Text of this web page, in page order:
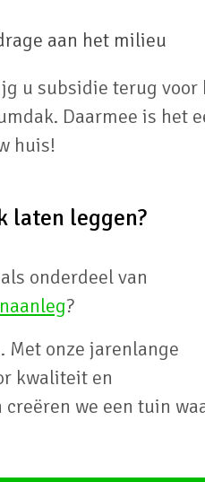
aan het milieu
u subsidie terug voor
Daarmee is het
huis!
laten leggen?
onderdeel van
?
Met onze jarenlange
kwaliteit en
creëren we een tuin